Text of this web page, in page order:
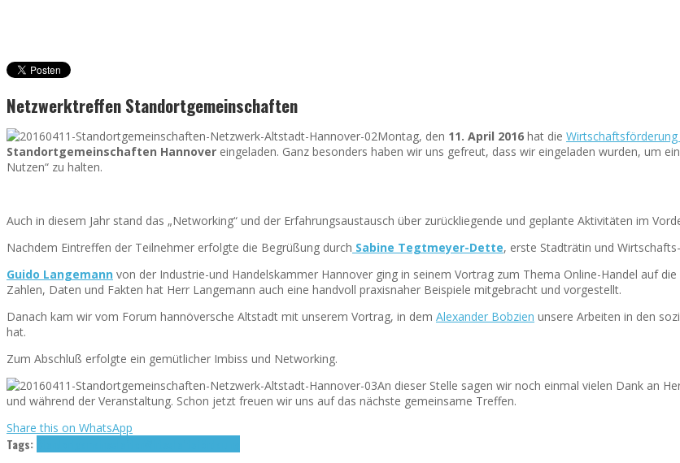
Netzwerktreffen Standortgemeinschaften
Montag, den 11. April 2016 hat die
Standortgemeinschaften Hannover eingeladen. Ganz besonders haben wir uns gefreut, dass wir eingeladen wurden, um
Nutzen“ zu halten.
Auch in diesem Jahr stand das „Networking“ und der Erfahrungsaustausch über zurückliegende und geplante Aktivitäten im
Nachdem Eintreffen der Teilnehmer erfolgte die Begrüßung durch Sabine Tegtmeyer-Dette, erste Stadträtin und
Guido Langemann von der Industrie-und Handelskammer Hannover ging in seinem Vortrag zum Thema Online-Handel auf
Zahlen, Daten und Fakten hat Herr Langemann auch eine handvoll praxisnaher Beispiele mitgebracht und vorgestellt.
Danach kam wir vom Forum hannöversche Altstadt mit unserem Vortrag, in dem Alexander Bobzien unsere Arbeiten in den
hat.
Zum Abschluß erfolgte ein gemütlicher Imbiss und Networking.
An dieser Stelle sagen wir noch einmal vielen Dank an
und während der Veranstaltung. Schon jetzt freuen wir uns auf das nächste gemeinsame Treffen.
Share this on WhatsApp
Tags: